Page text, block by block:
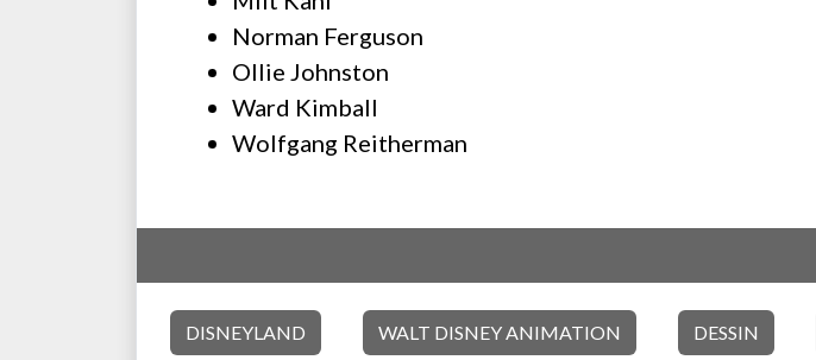
Norman Ferguson
Ollie Johnston
Ward Kimball
Wolfgang Reitherman
DISNEYLAND WALT DISNEY ANIMATION DESSIN